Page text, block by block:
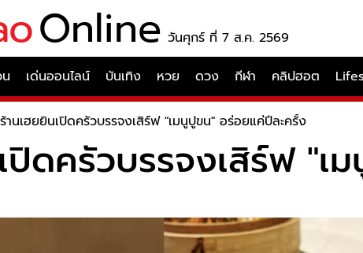
Online วันศุกร์ ที่ 7 ส.ค. 2569
เด่นออนไลน์ บันเทิง หวย ดวง กีฬา คลิปฮอต
ร้านเฮยยินเปิดครัวบรรจงเสิร์ฟ "เมนูปูขน" อร่อยแค่ปีละครั้ง
ปิดครัวบรรจงเสิร์ฟ "